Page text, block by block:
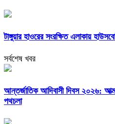
টাঙ্গুয়ার হাওরের সংরক্ষিত এলাকায়
সর্বশেষ খবর
আন্তর্জাতিক আদিবাসী দিবস ২০২৬:
পথচলা